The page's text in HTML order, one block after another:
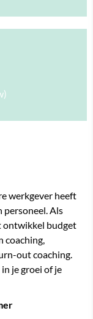
werkgever heeft
personeel. Als
ontwikkel budget
coaching,
out coaching.
je groei of je